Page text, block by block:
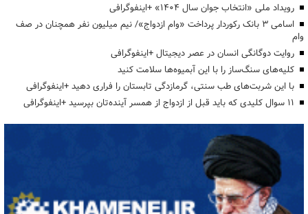
رویداد ملی «انتخاب جوان سال ۱۴۰۴» +اینفوگرافی
اسامی ۳ بانک رکوردار پرداخت «وام ازدواج»/ نیم میلیون نفر همچنان در صف
وام
روایت دوگانگی انسان در عصر دیجیتال +اینفوگرافی
کلیه‌های سنگ‌ساز را با این آبمیوه‌ها سلامت کنید
با این شربت‌های طب سنتی، گرمازدگی تابستان را فراری دهید +اینفوگرافی
۱۱ سوال کلیدی که باید قبل از ازدواج از همسر آینده‌تان بپرسید +اینفوگرافی